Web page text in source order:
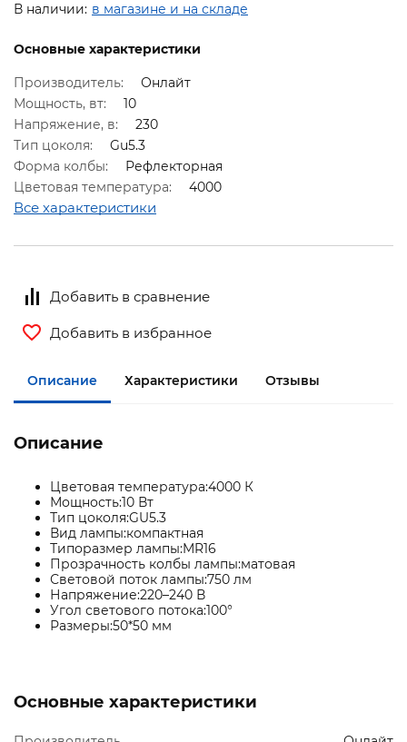
В наличии: в магазине и на складе
Основные характеристики
Производитель:
Онлайт
Мощность, вт:
10
Напряжение, в:
230
Тип цоколя:
Gu5.3
Форма колбы:
Рефлекторная
Цветовая температура:
4000
Все характеристики
Добавить в сравнение
Добавить в избранное
Описание Характеристики Отзывы
Описание
Цветовая температура:4000 К
Мощность:10 Вт
Тип цоколя:GU5.3
Вид лампы:компактная
Типоразмер лампы:MR16
Прозрачность колбы лампы:матовая
Световой поток лампы:750 лм
Напряжение:220–240 В
Угол светового потока:100°
Размеры:50*50 мм
Основные характеристики